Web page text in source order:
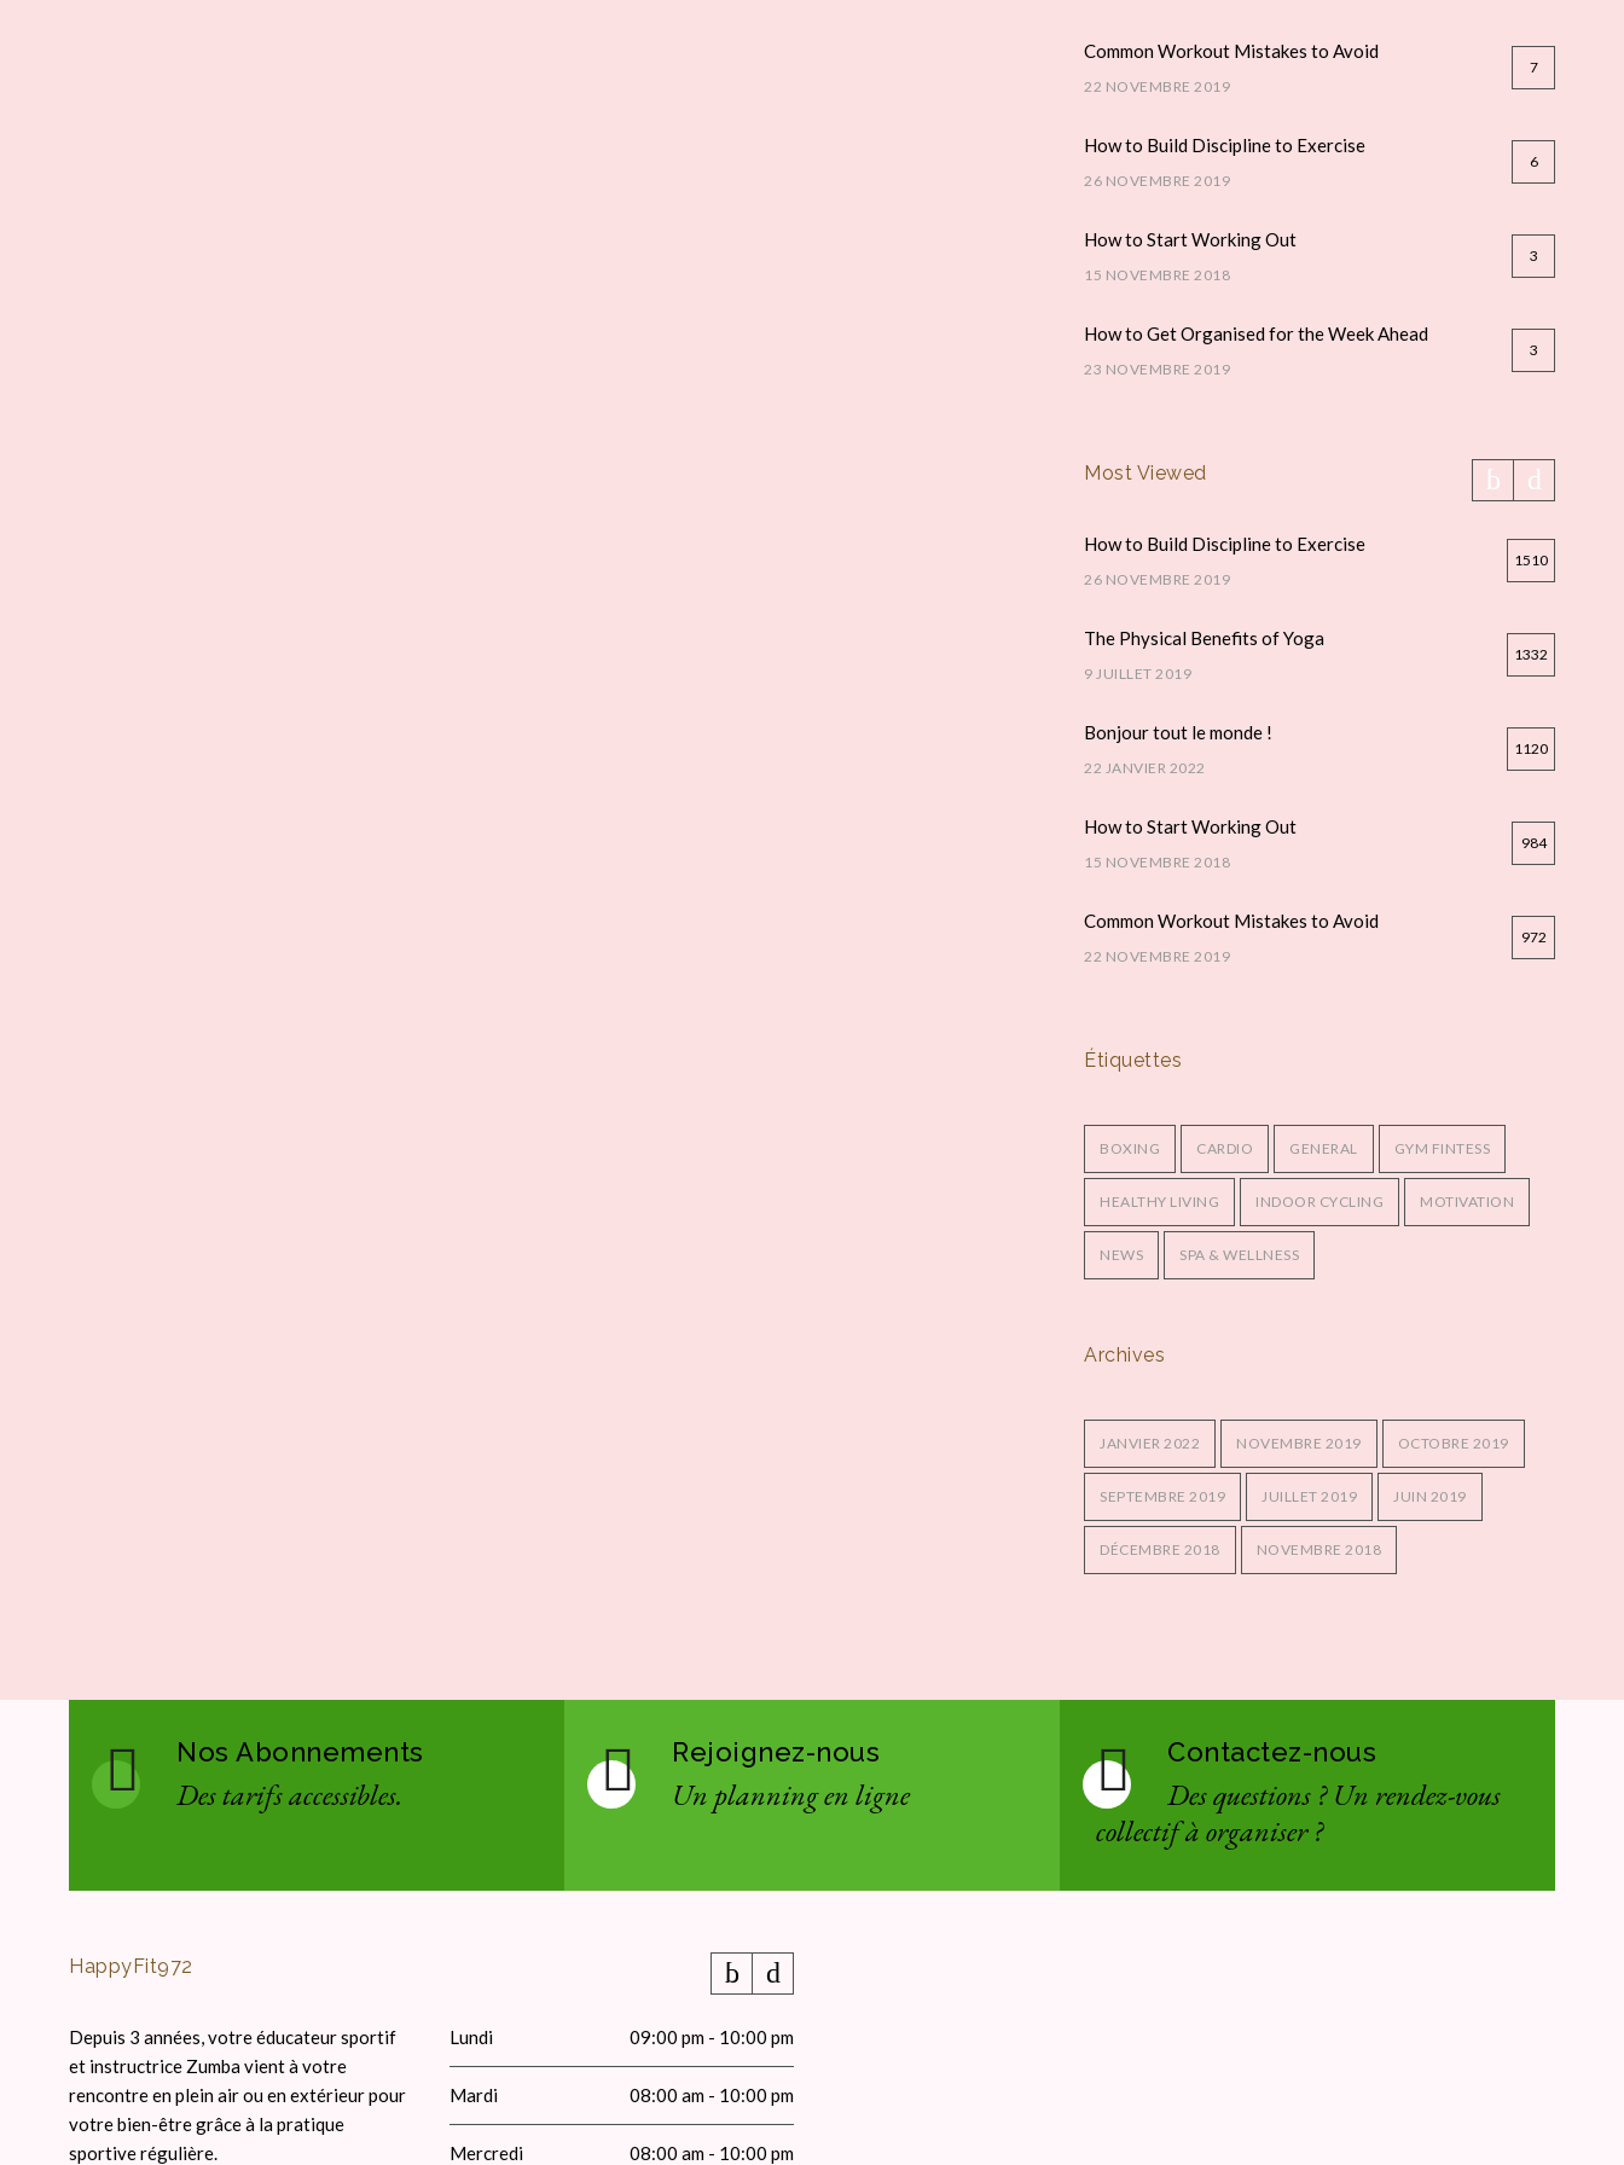
Common Workout Mistakes to Avoid
22 NOVEMBRE 2019
7
How to Build Discipline to Exercise
26 NOVEMBRE 2019
6
How to Start Working Out
15 NOVEMBRE 2018
3
How to Get Organised for the Week Ahead
23 NOVEMBRE 2019
3
Most Viewed
How to Build Discipline to Exercise
26 NOVEMBRE 2019
1510
The Physical Benefits of Yoga
9 JUILLET 2019
1332
Bonjour tout le monde !
22 JANVIER 2022
1120
How to Start Working Out
15 NOVEMBRE 2018
984
Common Workout Mistakes to Avoid
22 NOVEMBRE 2019
972
Étiquettes
BOXING CARDIO GENERAL GYM FINTESS
HEALTHY LIVING INDOOR CYCLING MOTIVATION
NEWS SPA & WELLNESS
Archives
JANVIER 2022 NOVEMBRE 2019 OCTOBRE 2019
SEPTEMBRE 2019 JUILLET 2019 JUIN 2019
DÉCEMBRE 2018 NOVEMBRE 2018
Nos Abonnements
Des tarifs accessibles.
Rejoignez-nous
Un planning en ligne
Contactez-nous
Des questions ? Un rendez-vous
collectif à organiser ?
HappyFit972
Depuis 3 années, votre éducateur sportif
et instructrice Zumba vient à votre
rencontre en plein air ou en extérieur pour
votre bien-être grâce à la pratique
sportive régulière.
Lundi 09:00 pm - 10:00 pm
Mardi 08:00 am - 10:00 pm
Mercredi 08:00 am - 10:00 pm